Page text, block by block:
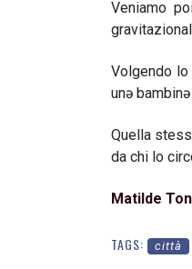
Veniamo
Volgendo
unə
Quella
da chi lo
Matilde
TAGS: città